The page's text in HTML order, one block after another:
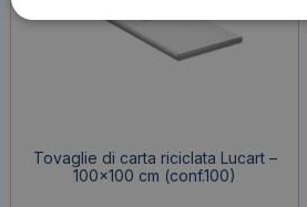
Tovaglie di carta riciclata Lucart –
100×100 cm (conf.100)